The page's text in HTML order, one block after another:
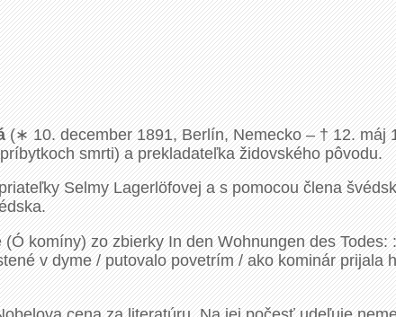
(∗ 10. december 1891, Berlín, Nemecko – † 12. máj
smrti) a prekladateľka židovského pôvodu.
Selmy Lagerlöfovej a s pomocou člena
komíny) zo zbierky In den Wohnungen des
v dyme / putovalo povetrím / ako kominár prijala